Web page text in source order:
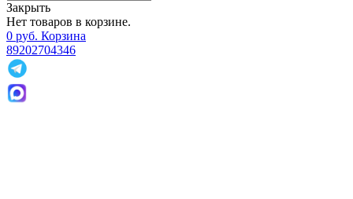
Закрыть
Нет товаров в корзине.
0 руб. Корзина
89202704346